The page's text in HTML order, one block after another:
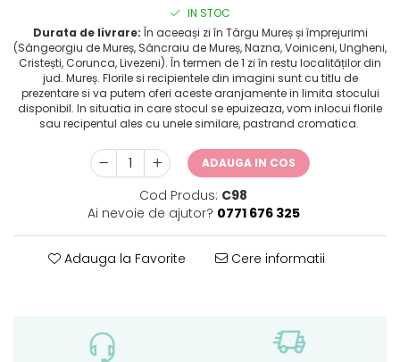
IN STOC
Durata de livrare: În aceeași zi în Târgu Mureș și împrejurimi
(Sângeorgiu de Mureș, Sâncraiu de Mureș, Nazna, Voiniceni, Ungheni,
Cristești, Corunca, Livezeni). În termen de 1 zi în restu localităților din
jud. Mureș. Florile si recipientele din imagini sunt cu titlu de
prezentare si va putem oferi aceste aranjamente in limita stocului
disponibil. In situatia in care stocul se epuizeaza, vom inlocui florile
sau recipentul ales cu unele similare, pastrand cromatica.
ADAUGA IN COS
Cod Produs: C98
Ai nevoie de ajutor? 0771 676 325
Adauga la Favorite Cere informatii